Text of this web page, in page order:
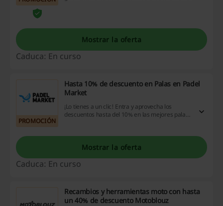
productos seleccionados! ¡Haz clic!
Mostrar la oferta
Caduca: En curso
PROMOCIÓN
Hasta 10% de descuento en Palas en Padel
Market
¡Lo tienes a un clic! Entra y aprovecha los
descuentos hasta del 10% en las mejores palas.
Mostrar la oferta
Caduca: En curso
Recambios y herramientas moto con hasta
un 40% de descuento Motoblouz